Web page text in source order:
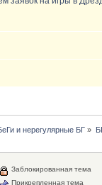
и нерегулярные БГ »
Заблокированная тема
Прикрепленная тема